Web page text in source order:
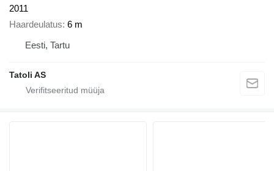
2011
Haardeulatus 6 m
Eesti, Tartu
Tatoli AS